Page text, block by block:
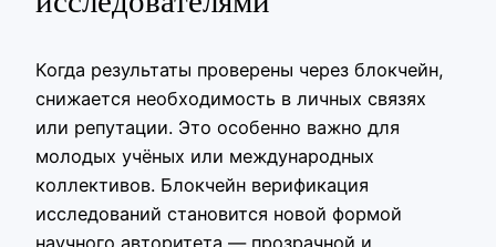
Когда результаты проверены через блокчейн,
снижается необходимость в личных связях
или репутации. Это особенно важно для
молодых учёных или международных
коллективов. Блокчейн верификация
исследований становится новой формой
научного авторитета — прозрачной и